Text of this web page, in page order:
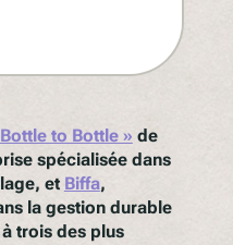
to Bottle » de
spécialisée dans
et Biffa,
la gestion durable
trois des plus